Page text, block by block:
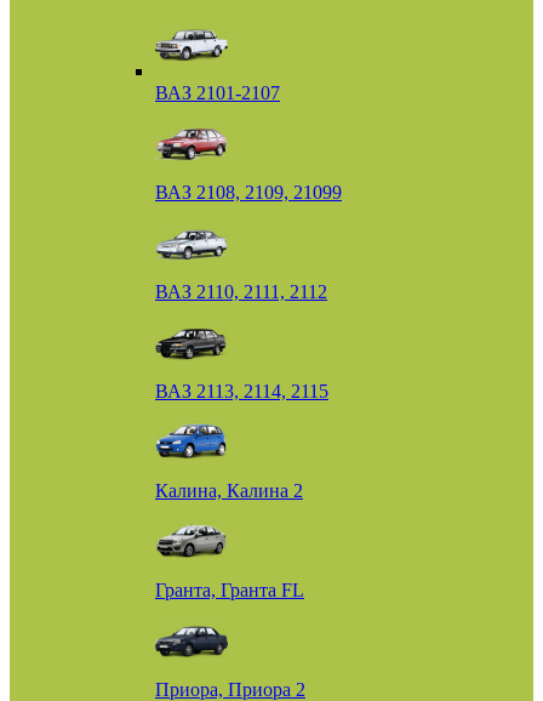
ВАЗ 2101-2107
ВАЗ 2108, 2109, 21099
ВАЗ 2110, 2111, 2112
ВАЗ 2113, 2114, 2115
Калина, Калина 2
Гранта, Гранта FL
Приора, Приора 2